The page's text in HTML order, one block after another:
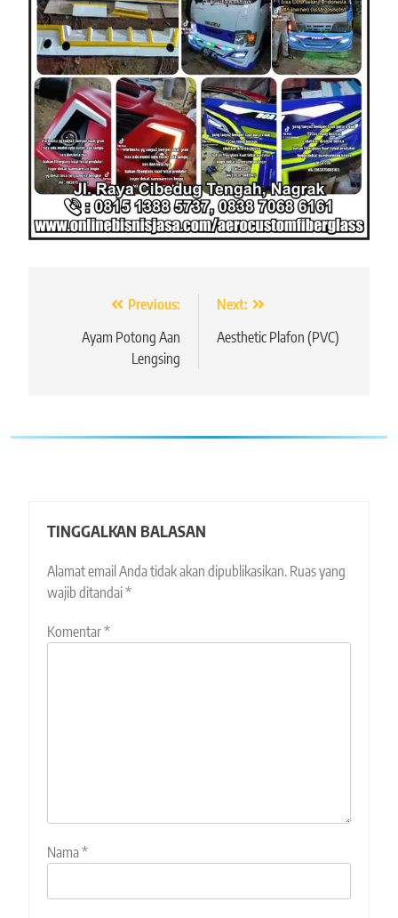
Navigasi Previous:
Ayam Potong Aan
Lengsing
Next:
Aesthetic Plafon (PVC)
TINGGALKAN BALASAN
Alamat email Anda tidak akan dipublikasikan. Ruas yang
wajib ditandai*
Komentar*
Nama*